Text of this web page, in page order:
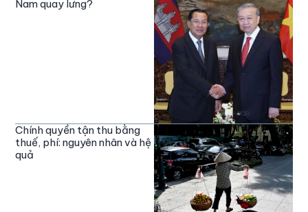
Nam quay lưng?
Chính quyền tận thu bằng
thuế, phí: nguyên nhân và hệ
quả